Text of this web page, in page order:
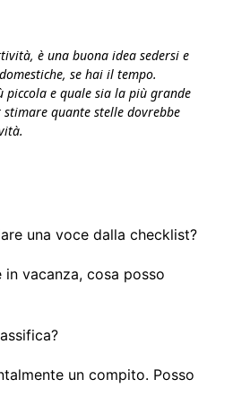
è una buona idea sedersi e
se hai il tempo.
piccola e quale sia la più grande
quante stelle dovrebbe
una voce dalla checklist?
vacanza, cosa posso
un compito. Posso